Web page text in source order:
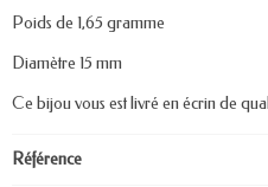
Poids de 1,65 gramme
Diamètre 15 mm
Ce bijou vous est livré en écrin de
Référence